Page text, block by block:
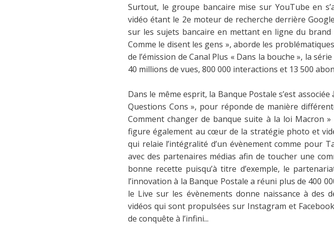
Surtout, le groupe bancaire mise sur YouTube en
vidéo étant le 2e moteur de recherche derrière
sur les sujets bancaire en mettant en ligne du
Comme le disent les gens », aborde les
de l’émission de Canal Plus « Dans la bouche », la
40 millions de vues, 800 000 interactions et 13 500
Dans le même esprit, la Banque Postale s’est
Questions Cons », pour réponde de manière
Comment changer de banque suite à la loi Macron
figure également au cœur de la stratégie photo et
qui relaie l’intégralité d’un évènement comme pour
avec des partenaires médias afin de toucher une
bonne recette puisqu’à titre d’exemple, le
l’innovation à la Banque Postale a réuni plus de 400
le Live sur les évènements donne naissance à des
vidéos qui sont propulsées sur Instagram et
de conquête à l’infini...